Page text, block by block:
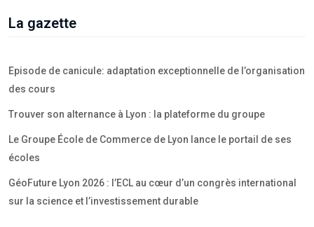
La gazette
Episode de canicule: adaptation exceptionnelle de l’organisation
des cours
Trouver son alternance à Lyon : la plateforme du groupe
Le Groupe École de Commerce de Lyon lance le portail de ses
écoles
GéoFuture Lyon 2026 : l’ECL au cœur d’un congrès international
sur la science et l’investissement durable